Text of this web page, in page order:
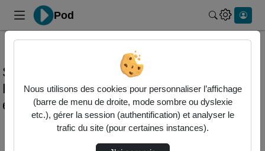
Pod
Statistiques de visualisation de la vidéo
Les atouts du b.u.t. geii | génie electrique
et informatique industrielle
Nous utilisons des cookies pour personnaliser l’affichage
(barre de menu de droite, mode sombre ou dyslexie
etc.), gérer la session (authentification) et analyser le
trafic du site (pour certaines instances).